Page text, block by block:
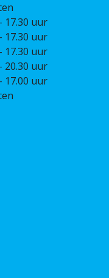
17.30 uur
17.30 uur
17.30 uur
20.30 uur
17.00 uur